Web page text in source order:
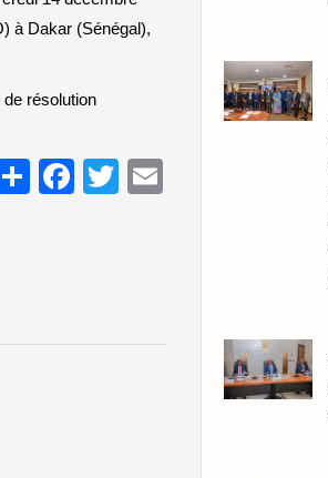
à Dakar (Sénégal),
résolution
ShareFacebook
Twitter